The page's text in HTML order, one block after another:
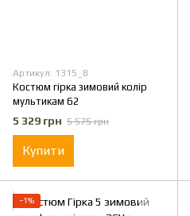
Артикул: 1315_8
Костюм гірка зимовий колір
мультикам 62
5 329 грн 5 575 грн
Купити
−1%